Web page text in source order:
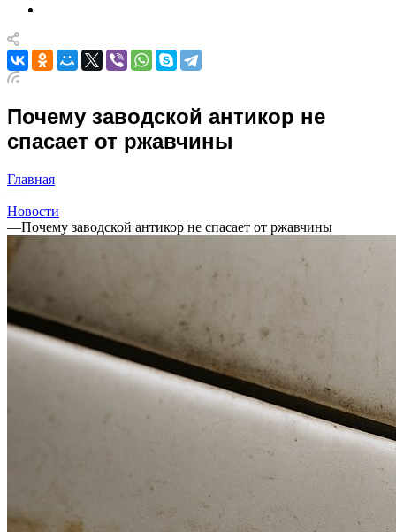
Почему заводской антикор не
спасает от ржавчины
Главная
—
Новости
—Почему заводской антикор не спасает от ржавчины